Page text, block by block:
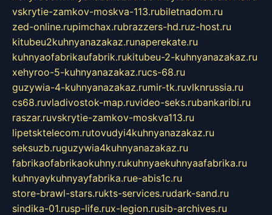
vskrytie-zamkov-moskva-113.rubiletnadom.ru
zed-online.rupimchax.rubrazzers-hd.ruz-host.ru
kitubeu2kuhnyanazakaz.runaperekate.ru
kuhnyaofabrikaufabrik.rukitubeu-2-kuhnyanazakaz.ru
xehyroo-5-kuhnyanazakaz.rucs-68.ru
guzywia-4-kuhnyanazakaz.rumir-tk.ruvlknrussia.ru
cs68.ruvladivostok-map.ruvideo-seks.rubankaribi.ru
raszar.ruvskrytie-zamkov-moskva113.ru
lipetsktelecom.rutovudyi4kuhnyanazakaz.ru
seksuzb.ruguzywia4kuhnyanazakaz.ru
fabrikaofabrikaokuhny.rukuhnyaekuhnyaafabrika.ru
kuhnyaykuhnyayfabrika.rue-abis1c.ru
store-brawl-stars.rukts-services.rudark-sand.ru
sindika-01.rusp-life.rux-legion.rusib-archives.ru